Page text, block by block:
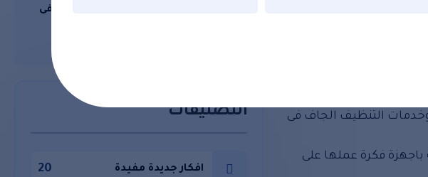
فكرة عملها قائمة على
التنظيف الجاف فى
فكرة عملها على
افضل شركات تنظيف فى
التصنيفات
افكار جديدة مفيدة 20